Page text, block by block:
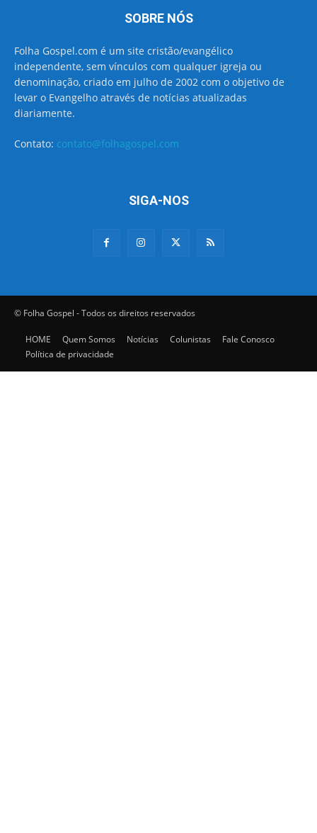
SOBRE NÓS
Folha Gospel.com é um site cristão/evangélico
independente, sem vínculos com qualquer igreja ou
denominação, criado em julho de 2002 com o objetivo de
levar o Evangelho através de notícias atualizadas
diariamente.
Contato: contato@folhagospel.com
SIGA-NOS
© Folha Gospel - Todos os direitos reservados
HOME Quem Somos Notícias Colunistas
Fale Conosco
Política de privacidade